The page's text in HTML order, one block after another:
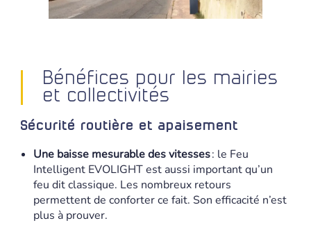
Bénéfices pour les mairies
et collectivités
Sécurité routière et apaisement
Une baisse mesurable des vitesses: le Feu
Intelligent EVOLIGHT est aussi important qu’un
feu dit classique. Les nombreux retours
permettent de conforter ce fait. Son efficacité n’est
plus à prouver.